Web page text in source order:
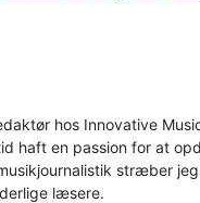
hos Innovative
haft en passion for at
stræber
læsere.